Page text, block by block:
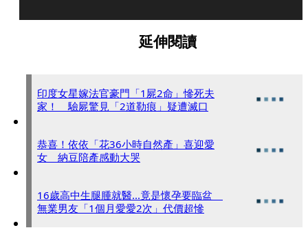
延伸閱讀
印度女星嫁法官豪門「1屍2命」慘死夫
家！ 驗屍驚見「2道勒痕」疑遭滅口
恭喜！依依「花36小時自然產」喜迎愛
女 納豆陪產感動大哭
16歲高中生腿腫就醫...竟是懷孕要臨盆
無業男友「1個月愛愛2次」代價超慘